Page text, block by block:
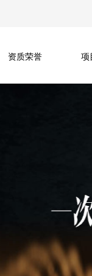
资质荣誉 项